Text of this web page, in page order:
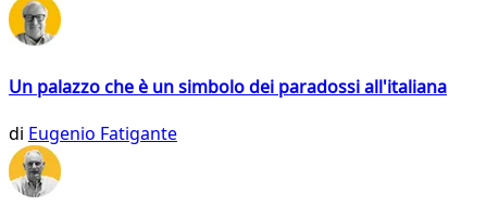
Un palazzo che è un simbolo dei paradossi all'italiana
di Eugenio Fatigante